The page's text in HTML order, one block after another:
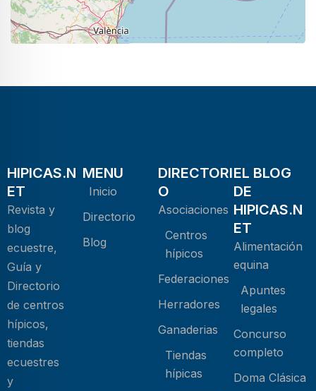
HIPICAS.N
ET
Revista y
blog
ecuestre,
Guía y
Directorio
de centros
hípicos,
tiendas
ecuestres
y
MENU
Inicio
Directorio
Blog
DIRECTORI
O
Asociaciones
Centros
hípicos
Federaciones
Herradores
Ganaderias
Tiendas
hípicas
EL BLOG
DE
HIPICAS.N
ET
Alimentación
equina
Apuntes
legales
Concurso
completo
Doma Clásica